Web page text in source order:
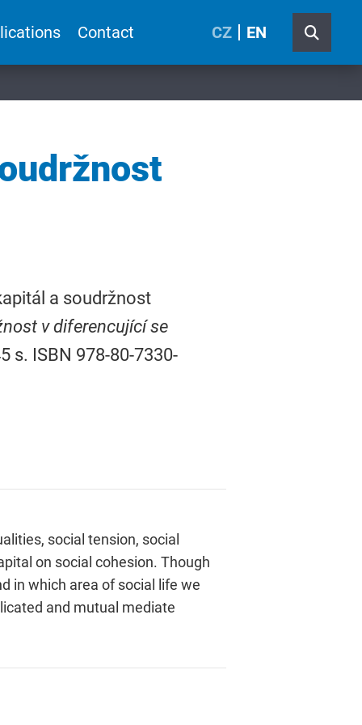
Contact CZ EN
a soudržnost
v diferencující se
s. ISBN 978-80-7330-
social tension, social
on social cohesion. Though
in which area of social life we
and mutual mediate